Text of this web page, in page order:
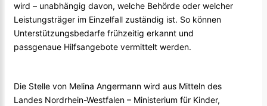
wird – unabhängig davon, welche Behörde oder welcher
Leistungsträger im Einzelfall zuständig ist. So können
Unterstützungsbedarfe frühzeitig erkannt und
passgenaue Hilfsangebote vermittelt werden.
Die Stelle von Melina Angermann wird aus Mitteln des
Landes Nordrhein-Westfalen – Ministerium für Kinder,